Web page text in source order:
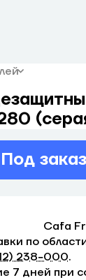
Под заказ
Cafa
по
238−000.
7 дней при